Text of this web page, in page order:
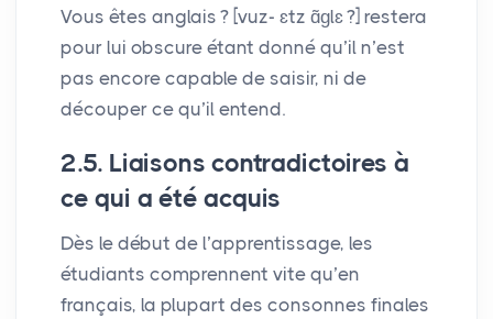
Vous êtes anglais ? [vuz- ɛtz ɑ̃ɡlɛ?] restera
pour lui obscure étant donné qu’il n’est
pas encore capable de saisir, ni de
découper ce qu’il entend.
2.5. Liaisons contradictoires à
ce qui a été acquis
Dès le début de l’apprentissage, les
étudiants comprennent vite qu’en
français, la plupart des consonnes finales